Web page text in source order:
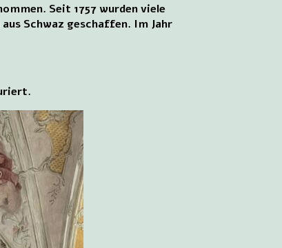
Seit 1757 wurden viele
Schwaz geschaffen. Im Jahr